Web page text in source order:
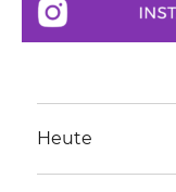
Heute